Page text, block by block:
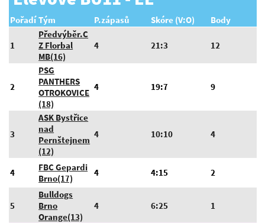
Pořadí Tým P.zápasů Skóre (V:O) Body
1
Předvýběr.C
Z Florbal
MB(16)
4 21:3 12
2
PSG
PANTHERS
OTROKOVICE
(18)
4 19:7 9
3
ASK Bystřice
nad
Pernštejnem
(12)
4 10:10 4
4
FBC Gepardi
Brno(17)
4 4:15 2
5
Bulldogs
Brno
Orange(13)
4 6:25 1